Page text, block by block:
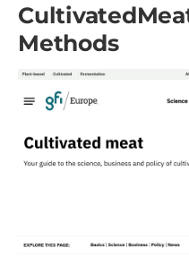
Methods